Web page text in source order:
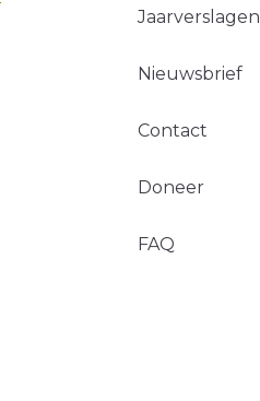
Jaarverslagen
Nieuwsbrief
Contact
Doneer
FAQ